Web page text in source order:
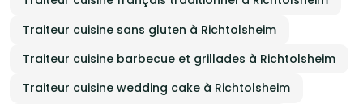
Traiteur cuisine sans gluten à Richtolsheim
Traiteur cuisine barbecue et grillades à Richtolsheim
Traiteur cuisine wedding cake à Richtolsheim